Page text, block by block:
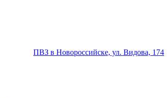
ПВЗ в Новороссийске, ул. Видова, 174